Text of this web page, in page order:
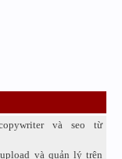
và seo từ
và quản lý trên